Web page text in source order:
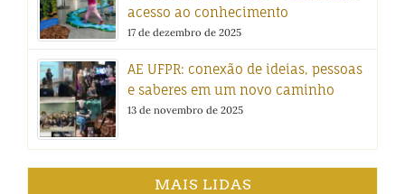
acesso ao conhecimento
17 de dezembro de 2025
AE UFPR: conexão de ideias, pessoas
e saberes em um novo caminho
13 de novembro de 2025
MAIS LIDAS